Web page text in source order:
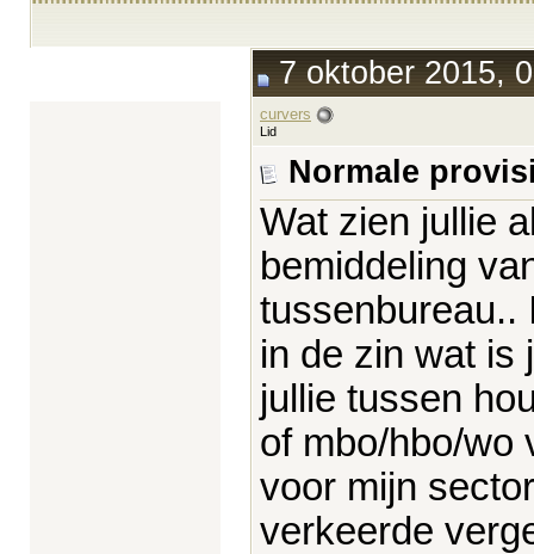
7 oktober 2015,
curvers
Lid
Normale
Wat zien jullie
bemiddeling
tussenbureau..
in de zin wat is
jullie tussen
of mbo/hbo/wo
voor mijn
verkeerde